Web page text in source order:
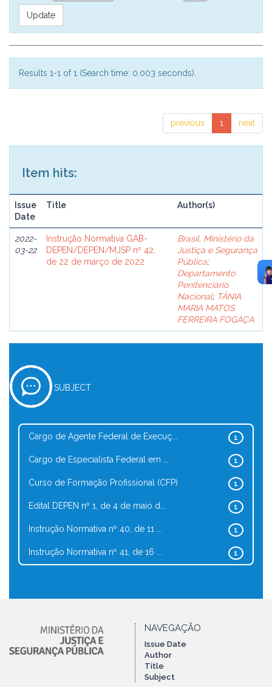
Results 1-1 of 1 (Search time: 0.003 seconds).
previous 1 next
Item hits:
Issue
Date
Title Author(s)
2022-
03-22
Instrução Normativa GAB-
DEPEN/DEPEN/MJSP nº 42,
de 22 de março de 2022
Brasil. Ministério da
Justiça e Segurança
Pública;
Departamento
Penitenciário
Nacional; TÂNIA
MARIA MATOS
FERREIRA FOGAÇA
SUBJECT
1
Cargo de Agente Federal de Execuç...
1
Cargo de Especialista Federal em ...
1
Curso de Formação Profissional (CFP)
1
Edital DEPEN nº 1, de 4 de maio d...
1
Instrução Normativa nº 40, de 11 ...
1
Instrução Normativa nº 41, de 16 ...
NAVEGAÇÃO
Issue Date
Author
Title
Subject